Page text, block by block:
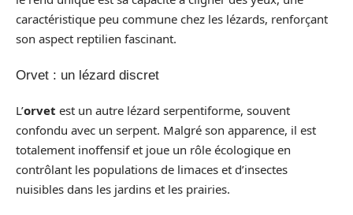
caractéristique peu commune chez les lézards, renforçant
son aspect reptilien fascinant.
Orvet : un lézard discret
L’orvet est un autre lézard serpentiforme, souvent
confondu avec un serpent. Malgré son apparence, il est
totalement inoffensif et joue un rôle écologique en
contrôlant les populations de limaces et d’insectes
nuisibles dans les jardins et les prairies.